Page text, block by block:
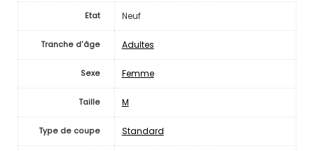
Etat Neuf
Tranche d'âge Adultes
Sexe Femme
Taille M
Type de coupe Standard